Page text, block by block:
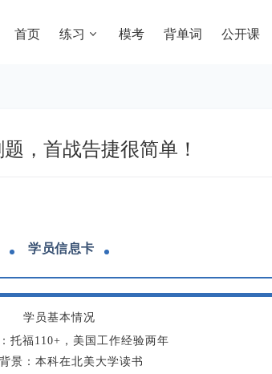
首页 练习 模考 背单词 公开课
，首战告捷很简单！
学员信息卡
学员基本情况
托福110+，美国工作经验两年
景：本科在北美大学读书